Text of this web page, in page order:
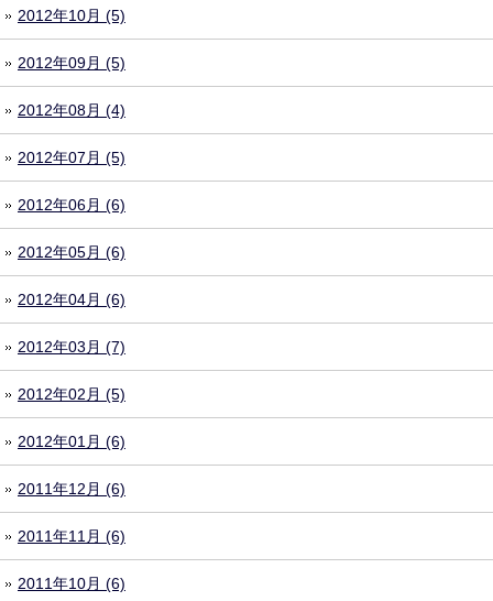
2012年10月 (5)
2012年09月 (5)
2012年08月 (4)
2012年07月 (5)
2012年06月 (6)
2012年05月 (6)
2012年04月 (6)
2012年03月 (7)
2012年02月 (5)
2012年01月 (6)
2011年12月 (6)
2011年11月 (6)
2011年10月 (6)